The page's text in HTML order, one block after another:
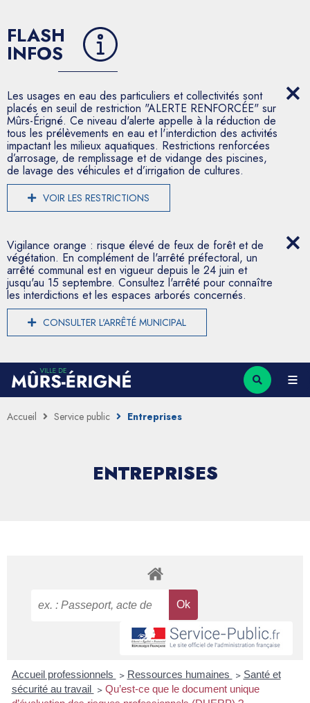
FLASH
INFOS
Les usages en eau des particuliers et collectivités sont
placés en seuil de restriction "ALERTE RENFORCÉE" sur
Mûrs-Érigné. Ce niveau d'alerte appelle à la réduction de
tous les prélèvements en eau et l'interdiction des activités
impactant les milieux aquatiques. Restrictions renforcées
d’arrosage, de remplissage et de vidange des piscines,
de lavage des véhicules et d’irrigation de cultures.
VOIR LES RESTRICTIONS
Vigilance orange : risque élevé de feux de forêt et de
végétation. En complément de l'arrêté préfectoral, un
arrêté communal est en vigueur depuis le 24 juin et
jusqu'au 15 septembre. Consultez l'arrêté pour connaître
les interdictions et les espaces arborés concernés.
CONSULTER L'ARRÊTÉ MUNICIPAL
Accueil Service public Entreprises
ENTREPRISES
Accueil professionnels > Ressources humaines > Santé et
sécurité au travail > Qu’est-ce que le document unique